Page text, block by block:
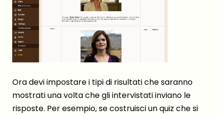
Ora devi impostare i tipi di risultati che saranno
mostrati una volta che gli intervistati inviano le
risposte. Per esempio, se costruisci un quiz che si